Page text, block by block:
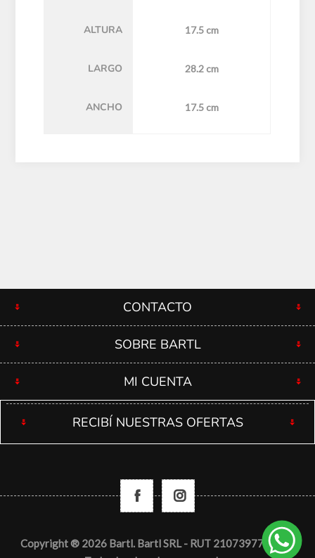
ALTURA 17.5 cm
LARGO 28.2 cm
ANCHO 17.5 cm
CONTACTO
SOBRE BARTL
MI CUENTA
RECIBÍ NUESTRAS OFERTAS
Copyright ® 2026 Bartl. Bartl SRL - RUT 210739770012 -